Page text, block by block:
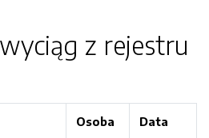
z rejestru
Osoba Data